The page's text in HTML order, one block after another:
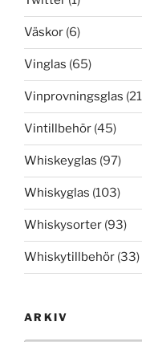
Väskor (6)
Vinglas (65)
Vinprovningsglas
Vintillbehör (45)
Whiskeyglas (97)
Whiskyglas (103)
Whiskysorter (93)
Whiskytillbehör (33)
ARKIV